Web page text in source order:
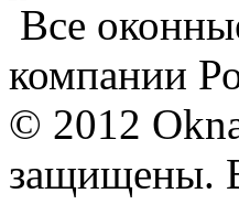
Все
компании
© 2012
защищены.